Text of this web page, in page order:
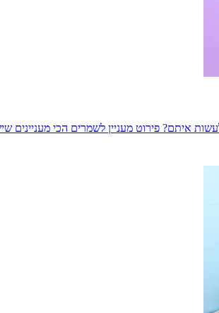
איתם? פירוט מעניין לשמרים הכי מעניינים